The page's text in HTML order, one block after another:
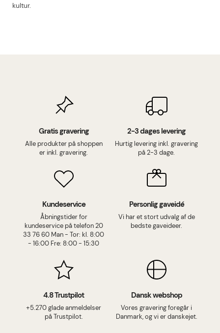
kultur.
Gratis gravering
Alle produkter på shoppen
er inkl. gravering.
2-3 dages levering
Hurtig levering inkl. gravering
på 2-3 dage.
Kundeservice
Åbningstider for
kundeservice på telefon 20
33 76 60 Man - Tor: kl. 8:00
- 16:00 Fre: 8:00 - 15:30
Personlig gaveidé
Vi har et stort udvalg af de
bedste gaveideer.
4.8 Trustpilot
+5.270 glade anmeldelser
på Trustpilot.
Dansk webshop
Vores gravering foregår i
Danmark, og vi er danskejet.